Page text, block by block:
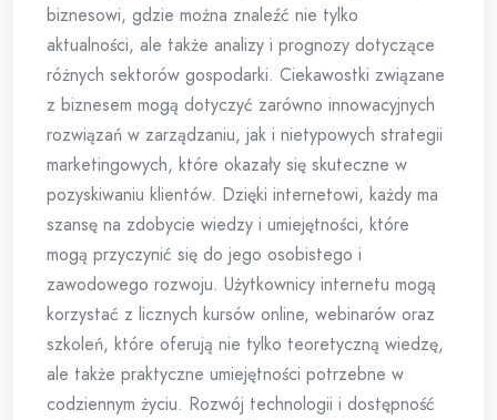
biznesowi, gdzie można znaleźć nie tylko
aktualności, ale także analizy i prognozy dotyczące
różnych sektorów gospodarki. Ciekawostki związane
z biznesem mogą dotyczyć zarówno innowacyjnych
rozwiązań w zarządzaniu, jak i nietypowych strategii
marketingowych, które okazały się skuteczne w
pozyskiwaniu klientów. Dzięki internetowi, każdy ma
szansę na zdobycie wiedzy i umiejętności, które
mogą przyczynić się do jego osobistego i
zawodowego rozwoju. Użytkownicy internetu mogą
korzystać z licznych kursów online, webinarów oraz
szkoleń, które oferują nie tylko teoretyczną wiedzę,
ale także praktyczne umiejętności potrzebne w
codziennym życiu. Rozwój technologii i dostępność